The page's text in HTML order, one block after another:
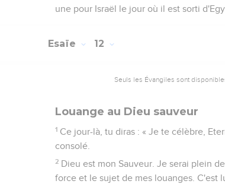
une pour Israël le jour où il est sorti
Esaïe 12
Seuls les Évangiles sont
Louange au Dieu sauveur
1 Ce jour-là, tu diras : « Je te célèbre,
consolé.
2 Dieu est mon Sauveur. Je serai plein
force et le sujet de mes louanges. C'est